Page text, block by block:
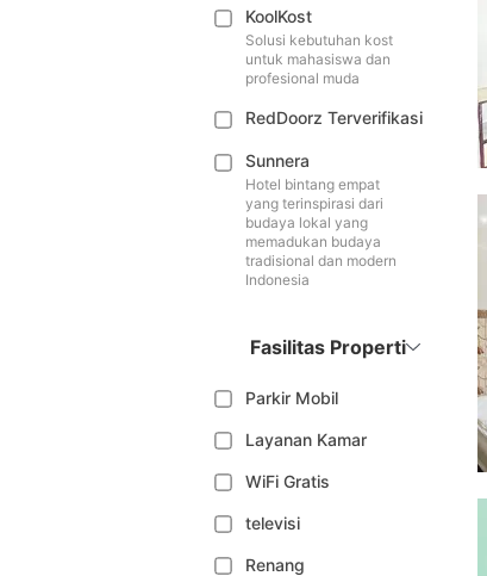
KoolKost
Solusi kebutuhan kost
untuk mahasiswa dan
profesional muda
RedDoorz Terverifikasi
Sunnera
Hotel bintang empat
yang terinspirasi dari
budaya lokal yang
memadukan budaya
tradisional dan modern
Indonesia
Fasilitas Properti
Parkir Mobil
Layanan Kamar
WiFi Gratis
televisi
Renang